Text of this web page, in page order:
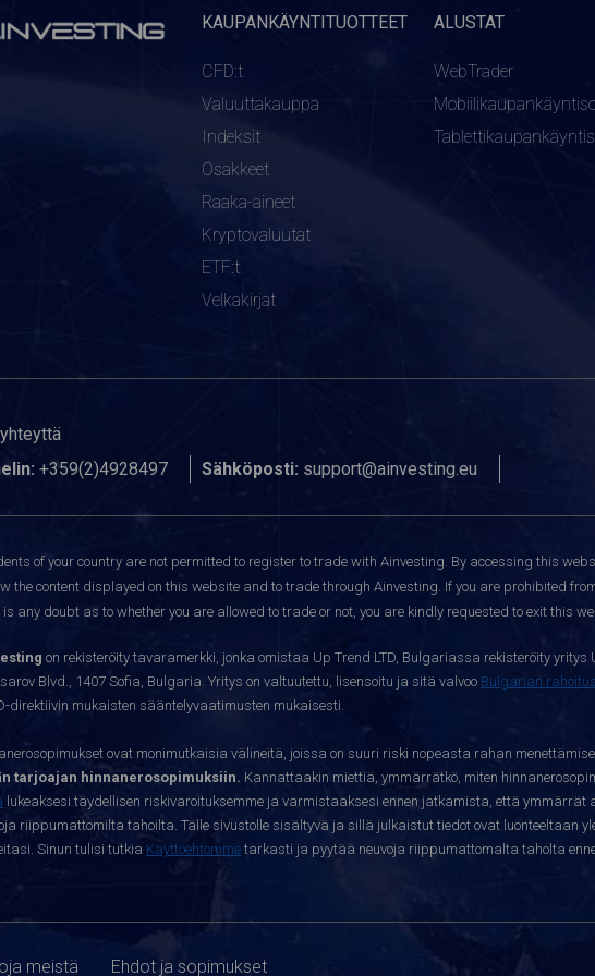
KAUPANKÄYNTITUOTTEET
CFD:t
Valuuttakauppa
Indeksit
Osakkeet
Raaka-aineet
Kryptovaluutat
ETF:t
Velkakirjat
ALUSTAT
WebTrader
+359(2)4928497 Sähköposti: support@ainvesting.eu
of your country are not permitted to register to trade with Ainvesting. By accessing this
the content displayed on this website and to trade through Ainvesting. If you are prohibited
is any doubt as to whether you are allowed to trade or not, you are kindly requested to exit this
on rekisteröity tavaramerkki, jonka omistaa Up Trend LTD, Bulgariassa rekisteröity
Blvd., 1407 Sofia, Bulgaria. Yritys on valtuutettu, lisensoitu ja sitä valvoo Bulgarian
direktiivin mukaisten sääntelyvaatimusten mukaisesti.
ovat monimutkaisia välineitä, joissa on suuri riski nopeasta rahan
tarjoajan hinnanerosopimuksiin. Kannattaakin miettiä, ymmärrätkö, miten
lukeaksesi täydellisen riskivaroituksemme ja varmistaaksesi ennen jatkamista, että
riippumattomilta tahoilta. Tälle sivustolle sisältyvä ja sillä julkaistut tiedot ovat luonteeltaan
Sinun tulisi tutkia Käyttöehtomme tarkasti ja pyytää neuvoja riippumattomalta taholta
meistä Ehdot ja sopimukset